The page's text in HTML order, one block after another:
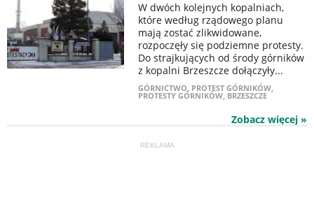
W dwóch kolejnych kopalniach,
które według rządowego planu
mają zostać zlikwidowane,
rozpoczęły się podziemne protesty.
Do strajkujących od środy górników
z kopalni Brzeszcze dołączyły...
GÓRNICTWO, PROTEST GÓRNIKÓW,
PROTESTY GÓRNIKÓW, BRZESZCZE
Zobacz więcej »
REKLAMA